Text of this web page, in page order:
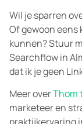
Wil je sparren
Of gewoon eens
kunnen? Stuur
Searchflow in
dat ik je geen
Meer overThom
marketeer en